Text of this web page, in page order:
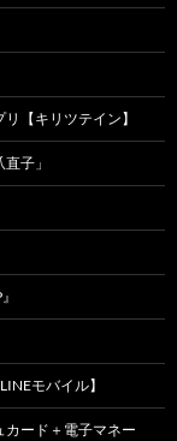
【キリツテイン】
子」
モバイル】
カード＋電子マネー